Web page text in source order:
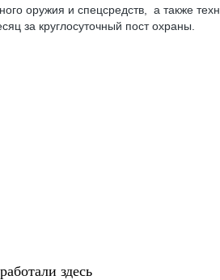
оружия и спецсредств, а также
за круглосуточный пост охраны.
здесь